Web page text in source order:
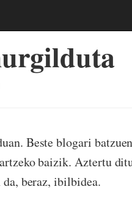
Beste blogari
baizik. Aztertu
beraz, ibilbidea.